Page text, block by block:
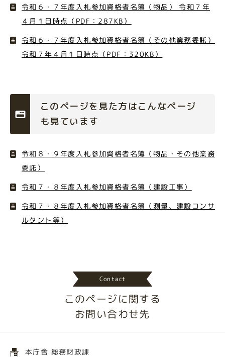
令和６・７年度入札参加資格者名簿（物品） 令和７年
４月１日時点（PDF：287KB）
令和６・７年度入札参加資格者名簿（その他業務委託）
令和７年４月１日時点（PDF：320KB）
このページを見た方はこんなページ
も見ています
令和８・９年度入札参加資格者名簿（物品・その他業務
委託）
令和７・８年度入札参加資格者名簿（建設工事）
令和７・８年度入札参加資格者名簿（測量、建設コンサ
ルタント等）
Contact
このページに関する
お問い合わせ先
本庁舎 総務財政課